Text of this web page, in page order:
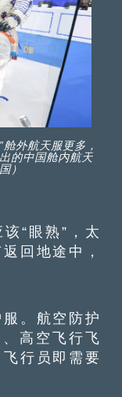
外航天服更多，
的中国舱内航天
）
“眼熟”，太
回地途中，
。航空防护
高空飞行飞
行员即需要